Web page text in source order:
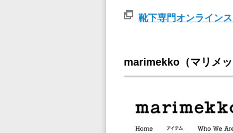
靴下専門オンライン
marimekko（マリメ